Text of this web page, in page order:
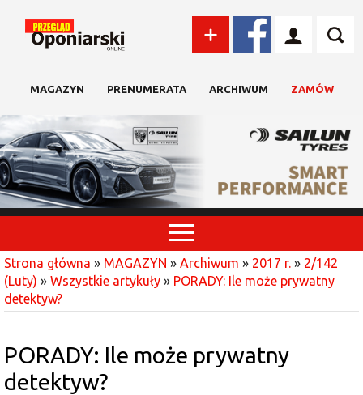
MAGAZYN PRENUMERATA ARCHIWUM ZAMÓW
Strona główna » MAGAZYN » Archiwum » 2017 r. » 2/142
(Luty) » Wszystkie artykuły » PORADY: Ile może prywatny
detektyw?
PORADY: Ile może prywatny
detektyw?